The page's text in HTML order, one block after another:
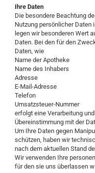
Ihre Daten
Die besondere Beachtung
Nutzung persönlicher
legen wir besonderen Wert
Daten. Bei den für den
Daten, wie
Name der Apotheke
Name des Inhabers
Adresse
E-Mail-Adresse
Telefon
Umsatzsteuer-Nummer
erfolgt eine Verarbeitung
Übereinstimmung mit der
Um Ihre Daten gegen
schützen, haben wir
nach dem aktuellen Stand
Wir verwenden Ihre
für den sie uns überlassen